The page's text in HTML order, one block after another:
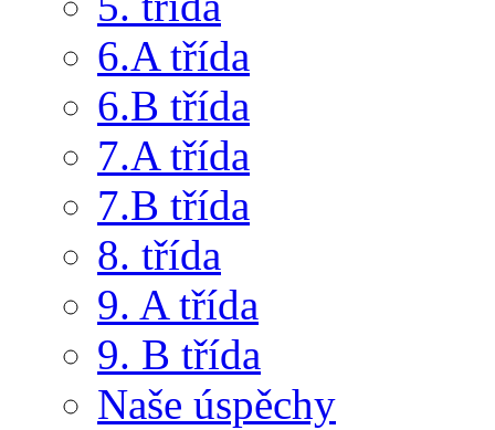
6.A třída
6.B třída
7.A třída
7.B třída
8. třída
9. A třída
9. B třída
Naše úspěchy